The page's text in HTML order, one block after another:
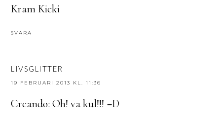
Kram Kicki
SVARA
LIVSGLITTER
19 FEBRUARI 2013 KL. 11:36
Creando: Oh! va kul!!! =D